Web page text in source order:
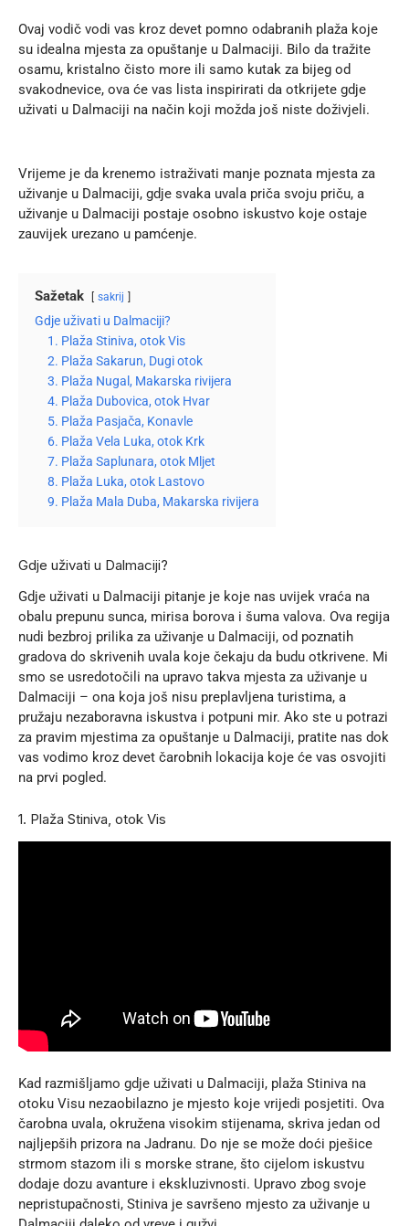
Ovaj vodič vodi vas kroz devet pomno odabranih plaža koje
su idealna mjesta za opuštanje u Dalmaciji. Bilo da tražite
osamu, kristalno čisto more ili samo kutak za bijeg od
svakodnevice, ova će vas lista inspirirati da otkrijete gdje
uživati u Dalmaciji na način koji možda još niste doživjeli.
Vrijeme je da krenemo istraživati manje poznata mjesta za
uživanje u Dalmaciji, gdje svaka uvala priča svoju priču, a
uživanje u Dalmaciji postaje osobno iskustvo koje ostaje
zauvijek urezano u pamćenje.
Sažetak sakrij
Gdje uživati u Dalmaciji?
1. Plaža Stiniva, otok Vis
2. Plaža Sakarun, Dugi otok
3. Plaža Nugal, Makarska rivijera
4. Plaža Dubovica, otok Hvar
5. Plaža Pasjača, Konavle
6. Plaža Vela Luka, otok Krk
7. Plaža Saplunara, otok Mljet
8. Plaža Luka, otok Lastovo
9. Plaža Mala Duba, Makarska rivijera
Gdje uživati u Dalmaciji?
Gdje uživati u Dalmaciji pitanje je koje nas uvijek vraća na
obalu prepunu sunca, mirisa borova i šuma valova. Ova regija
nudi bezbroj prilika za uživanje u Dalmaciji, od poznatih
gradova do skrivenih uvala koje čekaju da budu otkrivene. Mi
smo se usredotočili na upravo takva mjesta za uživanje u
Dalmaciji – ona koja još nisu preplavljena turistima, a
pružaju nezaboravna iskustva i potpuni mir. Ako ste u potrazi
za pravim mjestima za opuštanje u Dalmaciji, pratite nas dok
vas vodimo kroz devet čarobnih lokacija koje će vas osvojiti
na prvi pogled.
1. Plaža Stiniva, otok Vis
Kad razmišljamo gdje uživati u Dalmaciji, plaža Stiniva na
otoku Visu nezaobilazno je mjesto koje vrijedi posjetiti. Ova
čarobna uvala, okružena visokim stijenama, skriva jedan od
najljepših prizora na Jadranu. Do nje se može doći pješice
strmom stazom ili s morske strane, što cijelom iskustvu
dodaje dozu avanture i ekskluzivnosti. Upravo zbog svoje
nepristupačnosti, Stiniva je savršeno mjesto za uživanje u